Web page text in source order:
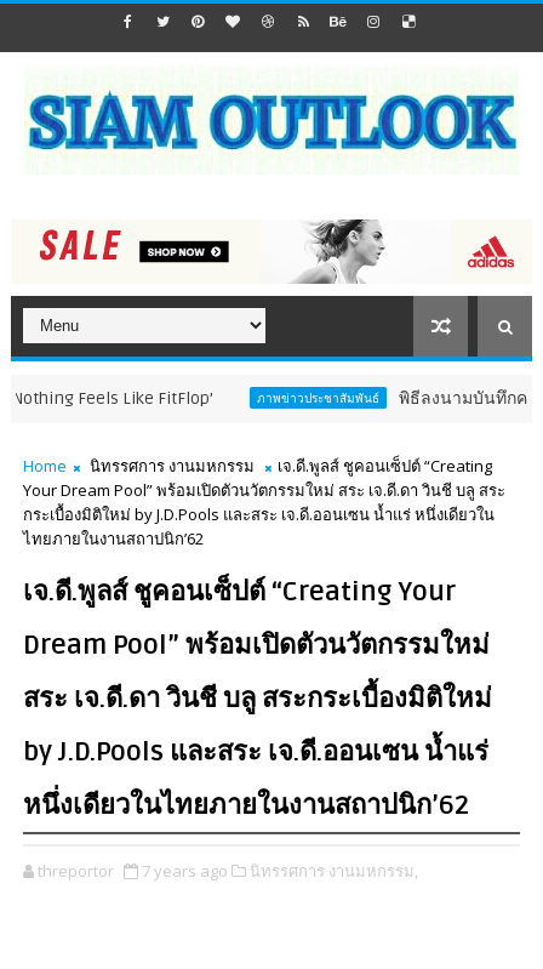
Like FitFlop’ ภาพข่าวประชาสัมพันธ์ พิธีลงนามบันทึกความร่วมมือกา
Home นิทรรศการ งานมหกรรม
เจ.ดี.พูลส์ ชูคอนเซ็ปต์ “Creating
Your Dream Pool” พร้อมเปิดตัวนวัตกรรมใหม่ สระ เจ.ดี.ดา วินชี บลู สระ
กระเบื้องมิติใหม่ by J.D.Pools และสระ เจ.ดี.ออนเซน น้ำแร่ หนึ่งเดียวใน
ไทยภายในงานสถาปนิก’62
เจ.ดี.พูลส์ ชูคอนเซ็ปต์ “Creating Your
Dream Pool” พร้อมเปิดตัวนวัตกรรมใหม่
สระ เจ.ดี.ดา วินชี บลู สระกระเบื้องมิติใหม่
by J.D.Pools และสระ เจ.ดี.ออนเซน น้ำแร่
หนึ่งเดียวในไทยภายในงานสถาปนิก’62
threportor 7 years ago นิทรรศการ งานมหกรรม,